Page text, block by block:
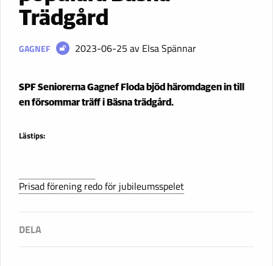
Trädgård
GAGNEF 2023-06-25 av Elsa Spännar
SPF Seniorerna Gagnef Floda bjöd häromdagen in till
en försommar träff i Bäsna trädgård.
Lästips:
Prisad förening redo för jubileumsspelet